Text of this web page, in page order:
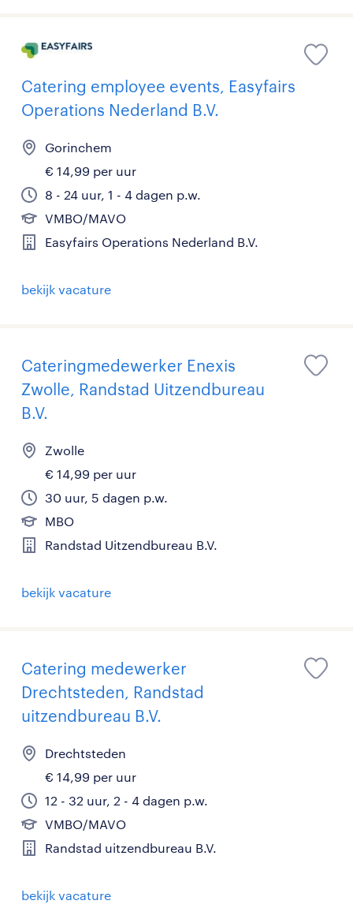
Catering employee events, Easyfairs
Operations Nederland B.V.
Gorinchem
€ 14,99 per uur
8 - 24 uur, 1 - 4 dagen p.w.
VMBO/MAVO
Easyfairs Operations Nederland B.V.
bekijk vacature
Cateringmedewerker Enexis
Zwolle, Randstad Uitzendbureau
B.V.
Zwolle
€ 14,99 per uur
30 uur, 5 dagen p.w.
MBO
Randstad Uitzendbureau B.V.
bekijk vacature
Catering medewerker
Drechtsteden, Randstad
uitzendbureau B.V.
Drechtsteden
€ 14,99 per uur
12 - 32 uur, 2 - 4 dagen p.w.
VMBO/MAVO
Randstad uitzendbureau B.V.
bekijk vacature